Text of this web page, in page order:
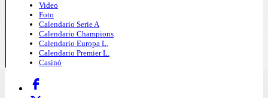
Video
Foto
Calendario Serie A
Calendario Champions
Calendario Europa L.
Calendario Premier L.
Casinò